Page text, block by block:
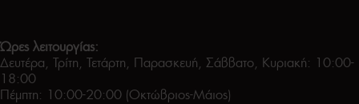
Ώρες λειτουργίας:
Δευτέρα, Τρίτη, Τετάρτη, Παρασκευή, Σάββατο, Κυριακή: 10:00-
18:00
Πέμπτη: 10:00-20:00 (Οκτώβριος-Μάιος)